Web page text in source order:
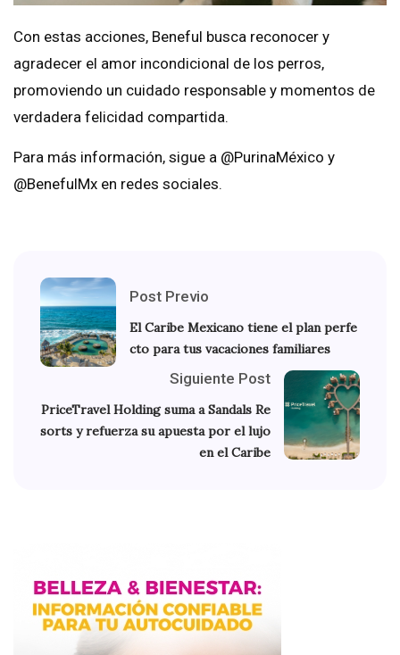
Con estas acciones, Beneful busca reconocer y
agradecer el amor incondicional de los perros,
promoviendo un cuidado responsable y momentos de
verdadera felicidad compartida.
Para más información, sigue a @PurinaMéxico y
@BenefulMx en redes sociales.
Post Previo
El Caribe Mexicano tiene el plan perfe
cto para tus vacaciones familiares
Siguiente Post
PriceTravel Holding suma a Sandals Re
sorts y refuerza su apuesta por el lujo
en el Caribe